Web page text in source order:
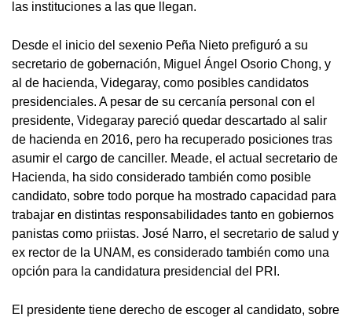
las instituciones a las que llegan.
Desde el inicio del sexenio Peña Nieto prefiguró a su
secretario de gobernación, Miguel Ángel Osorio Chong, y
al de hacienda, Videgaray, como posibles candidatos
presidenciales. A pesar de su cercanía personal con el
presidente, Videgaray pareció quedar descartado al salir
de hacienda en 2016, pero ha recuperado posiciones tras
asumir el cargo de canciller. Meade, el actual secretario de
Hacienda, ha sido considerado también como posible
candidato, sobre todo porque ha mostrado capacidad para
trabajar en distintas responsabilidades tanto en gobiernos
panistas como priistas. José Narro, el secretario de salud y
ex rector de la UNAM, es considerado también como una
opción para la candidatura presidencial del PRI.
El presidente tiene derecho de escoger al candidato, sobre